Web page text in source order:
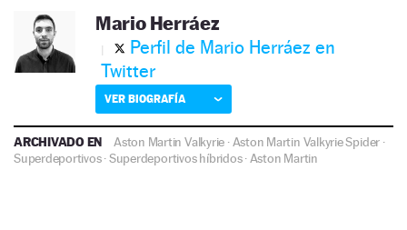
Mario Herráez
Perfil de Mario Herráez en
Twitter
VER BIOGRAFÍA
ARCHIVADO EN Aston Martin Valkyrie ·Aston Martin Valkyrie Spider ·
Superdeportivos·Superdeportivos híbridos·Aston Martin